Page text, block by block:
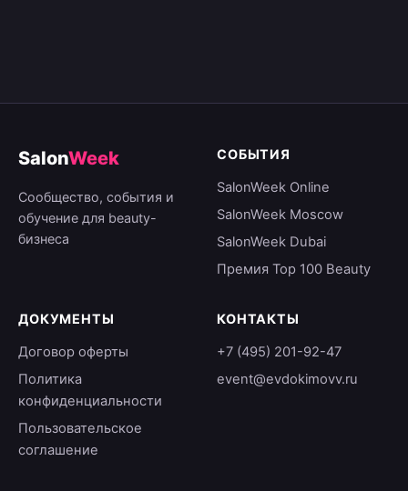
SalonWeek
Сообщество, события и
обучение для beauty-
бизнеса
СОБЫТИЯ
SalonWeek Online
SalonWeek Moscow
SalonWeek Dubai
Премия Top 100 Beauty
ДОКУМЕНТЫ
Договор оферты
Политика
конфиденциальности
Пользовательское
соглашение
КОНТАКТЫ
+7 (495) 201-92-47
event@evdokimovv.ru